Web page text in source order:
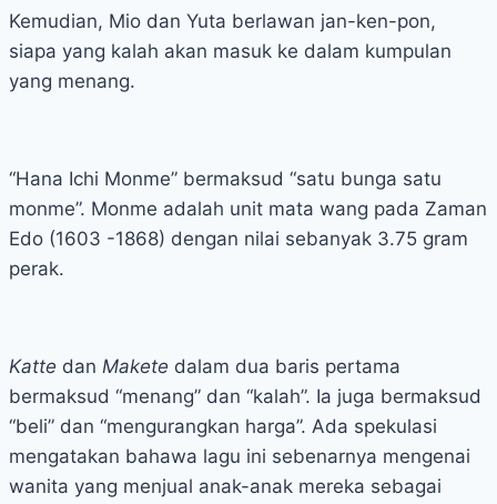
Kemudian, Mio dan Yuta berlawan jan-ken-pon,
siapa yang kalah akan masuk ke dalam kumpulan
yang menang.
“Hana Ichi Monme” bermaksud “satu bunga satu
monme”. Monme adalah unit mata wang pada Zaman
Edo (1603 -1868) dengan nilai sebanyak 3.75 gram
perak.
Katte dan Makete dalam dua baris pertama
bermaksud “menang” dan “kalah”. Ia juga bermaksud
“beli” dan “mengurangkan harga”. Ada spekulasi
mengatakan bahawa lagu ini sebenarnya mengenai
wanita yang menjual anak-anak mereka sebagai